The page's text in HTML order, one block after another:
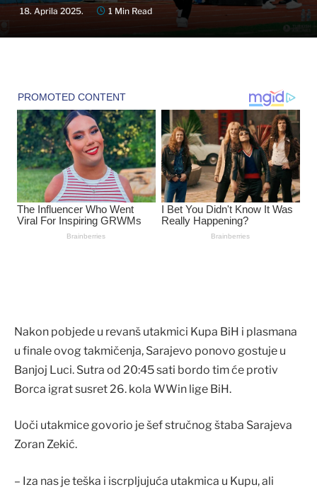
18. Aprila 2025. 1 Min Read
Nakon pobjede u revanš utakmici Kupa BiH i plasmana
u finale ovog takmičenja, Sarajevo ponovo gostuje u
Banjoj Luci. Sutra od 20:45 sati bordo tim će protiv
Borca igrat susret 26. kola WWin lige BiH.
Uoči utakmice govorio je šef stručnog štaba Sarajeva
Zoran Zekić.
– Iza nas je teška i iscrpljujuća utakmica u Kupu, ali